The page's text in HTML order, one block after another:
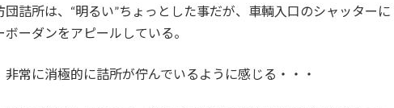
団詰所は、“明るい”ちょっとした事だが、車輌入口のシャッターに
ーダンをアピールしている。
常に消極的に詰所が佇んでいるように感じる・・・